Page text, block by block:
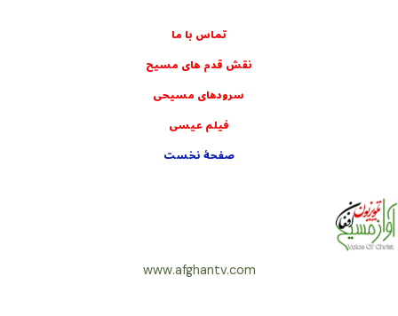
تماس با ما
نقش قدم های مسيح
سرودهای مسيحی
فيلم عيسی
صفحۀ نخست
www.afghantv.com